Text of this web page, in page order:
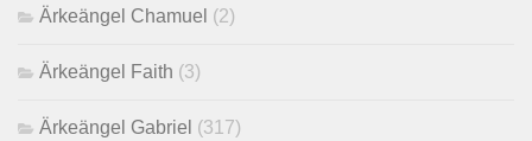
Ärkeängel Chamuel (2)
Ärkeängel Faith (3)
Ärkeängel Gabriel (317)